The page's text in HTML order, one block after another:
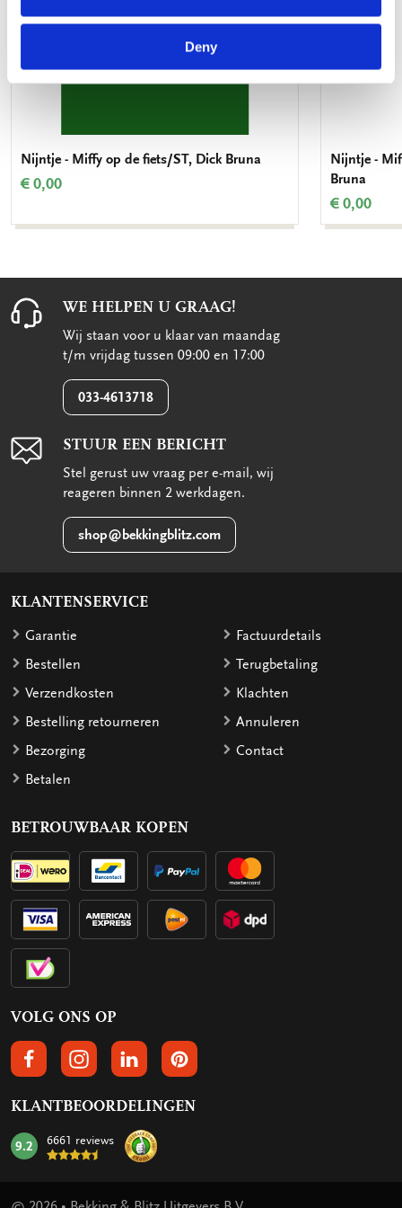
Deny
Nijntje - Miffy op de fiets/ST, Dick Bruna
€ 0,00
Nijntje -
Bruna
€ 0,00
WE HELPEN U GRAAG!
Wij staan voor u klaar van maandag
t/m vrijdag tussen 09:00 en 17:00
033-4613718
STUUR EEN BERICHT
Stel gerust uw vraag per e-mail, wij
reageren binnen 2 werkdagen.
shop@bekkingblitz.com
KLANTENSERVICE
Garantie
Bestellen
Verzendkosten
Bestelling retourneren
Bezorging
Betalen
Factuurdetails
Terugbetaling
Klachten
Annuleren
Contact
BETROUWBAAR KOPEN
VOLG ONS OP
VOLGS ONS OP FACEBOOK
VOLG ONS OP INSTAGRAM
VOLG ONS OP LINKEDIN
VOLG ONS OP PINTEREST
KLANTBEOORDELINGEN
mark:
9.2 6661 reviews